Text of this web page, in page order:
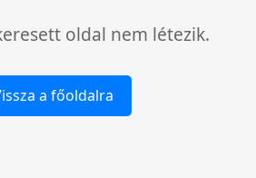
oldal nem létezik.
a főoldalra